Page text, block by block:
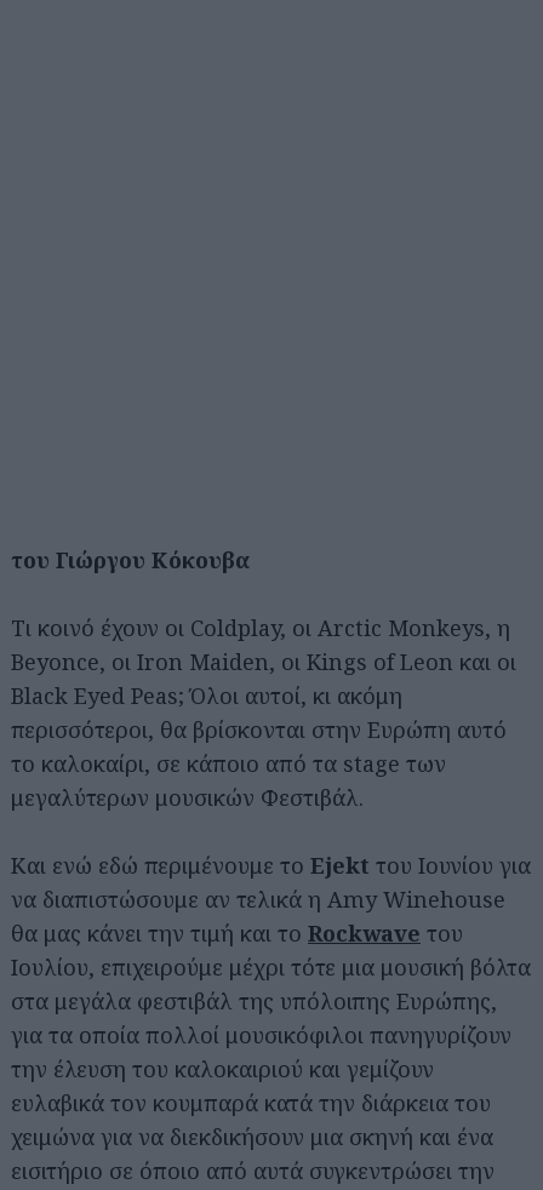
του Γιώργου Κόκουβα
Τι κοινό έχουν οι Coldplay, οι Arctic Monkeys, η
Beyonce, οι Iron Maiden, οι Kings of Leon και οι
Black Eyed Peas; Όλοι αυτοί, κι ακόμη
περισσότεροι, θα βρίσκονται στην Ευρώπη αυτό
το καλοκαίρι, σε κάποιο από τα stage των
μεγαλύτερων μουσικών Φεστιβάλ.
Και ενώ εδώ περιμένουμε το Ejekt του Ιουνίου για
να διαπιστώσουμε αν τελικά η Amy Winehouse
θα μας κάνει την τιμή και το Rockwave του
Ιουλίου, επιχειρούμε μέχρι τότε μια μουσική βόλτα
στα μεγάλα φεστιβάλ της υπόλοιπης Ευρώπης,
για τα οποία πολλοί μουσικόφιλοι πανηγυρίζουν
την έλευση του καλοκαιριού και γεμίζουν
ευλαβικά τον κουμπαρά κατά την διάρκεια του
χειμώνα για να διεκδικήσουν μια σκηνή και ένα
εισιτήριο σε όποιο από αυτά συγκεντρώσει την